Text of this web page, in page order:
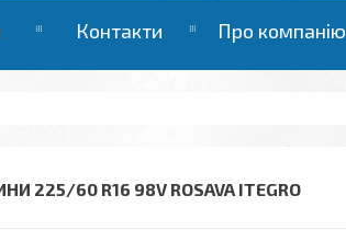
Контакти Про компанію
225/60 R16 98V ROSAVA ITEGRO